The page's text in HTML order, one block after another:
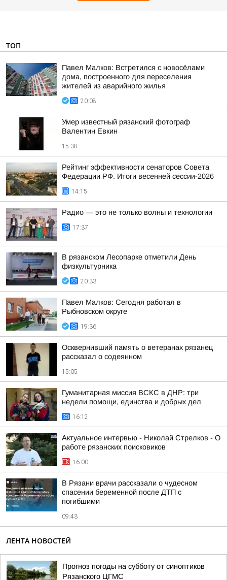
ТОП
Павел Малков: Встретился с новосёлами
дома, построенного для переселения
жителей из аварийного жилья
20:08
Умер известный рязанский фотограф
Валентин Евкин
15:38
Рейтинг эффективности сенаторов Совета
Федерации РФ. Итоги весенней сессии-2026
14:15
Радио — это не только волны и технологии
17:37
В рязанском Лесопарке отметили День
физкультурника
20:33
Павел Малков: Сегодня работал в
Рыбновском округе
19:36
Осквернивший память о ветеранах рязанец
рассказал о содеянном
15:05
Гуманитарная миссия ВСКС в ДНР: три
недели помощи, единства и добрых дел
16:12
Актуальное интервью - Николай Стрелков - О
работе рязанских поисковиков
16:00
В Рязани врачи рассказали о чудесном
спасении беременной после ДТП с
погибшими
09:43
ЛЕНТА НОВОСТЕЙ
Прогноз погоды на субботу от синоптиков
Рязанского ЦГМС